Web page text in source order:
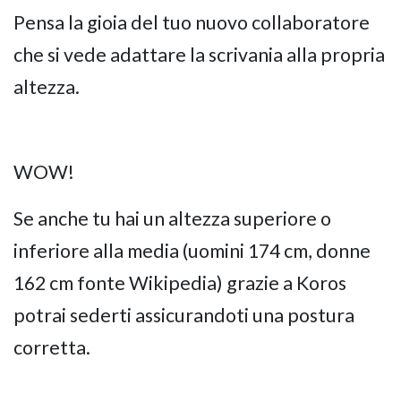
Pensa la gioia del tuo nuovo collaboratore
che si vede adattare la scrivania alla propria
altezza.
WOW!
Se anche tu hai un altezza superiore o
inferiore alla media (uomini 174 cm, donne
162 cm fonte Wikipedia) grazie a Koros
potrai sederti assicurandoti una postura
corretta.